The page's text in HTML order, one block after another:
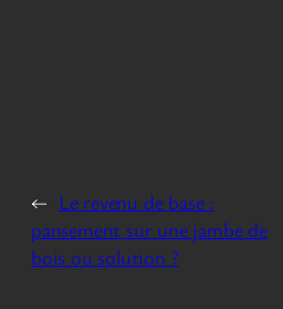
← Le revenu de base :
pansement sur une jambe de
bois ou solution ?